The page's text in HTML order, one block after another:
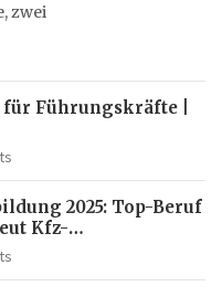
zwei
Führungskräfte |
2025: Top-Beruf
Kfz-
Frauen